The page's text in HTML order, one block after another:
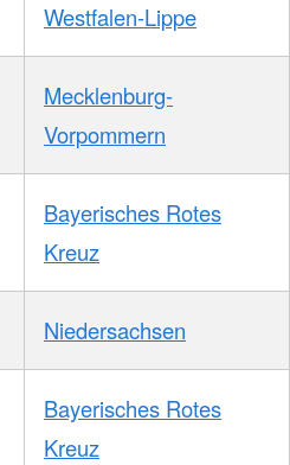
Westfalen-Lippe
Mecklenburg-
Vorpommern
Bayerisches Rotes
Kreuz
Niedersachsen
Bayerisches Rotes
Kreuz